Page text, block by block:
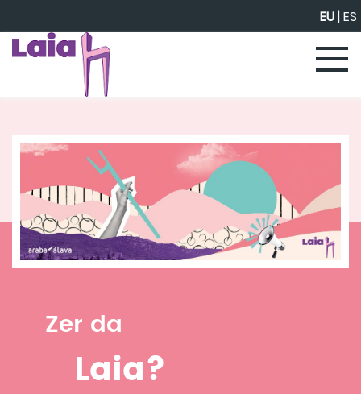
EU|ES
Zer da
Laia?